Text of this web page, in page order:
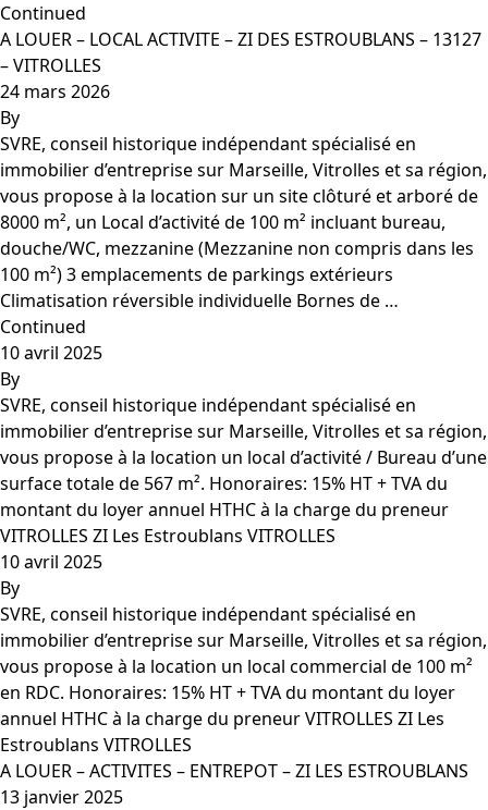
Continued
A LOUER – LOCAL ACTIVITE – ZI DES ESTROUBLANS – 13127
– VITROLLES
24 mars 2026
By
SVRE, conseil historique indépendant spécialisé en
immobilier d’entreprise sur Marseille, Vitrolles et sa région,
vous propose à la location sur un site clôturé et arboré de
8000 m², un Local d’activité de 100 m² incluant bureau,
douche/WC, mezzanine (Mezzanine non compris dans les
100 m²) 3 emplacements de parkings extérieurs
Climatisation réversible individuelle Bornes de …
Continued
10 avril 2025
By
SVRE, conseil historique indépendant spécialisé en
immobilier d’entreprise sur Marseille, Vitrolles et sa région,
vous propose à la location un local d’activité / Bureau d’une
surface totale de 567 m². Honoraires: 15% HT + TVA du
montant du loyer annuel HTHC à la charge du preneur
VITROLLES ZI Les Estroublans VITROLLES
10 avril 2025
By
SVRE, conseil historique indépendant spécialisé en
immobilier d’entreprise sur Marseille, Vitrolles et sa région,
vous propose à la location un local commercial de 100 m²
en RDC. Honoraires: 15% HT + TVA du montant du loyer
annuel HTHC à la charge du preneur VITROLLES ZI Les
Estroublans VITROLLES
A LOUER – ACTIVITES – ENTREPOT – ZI LES ESTROUBLANS
13 janvier 2025